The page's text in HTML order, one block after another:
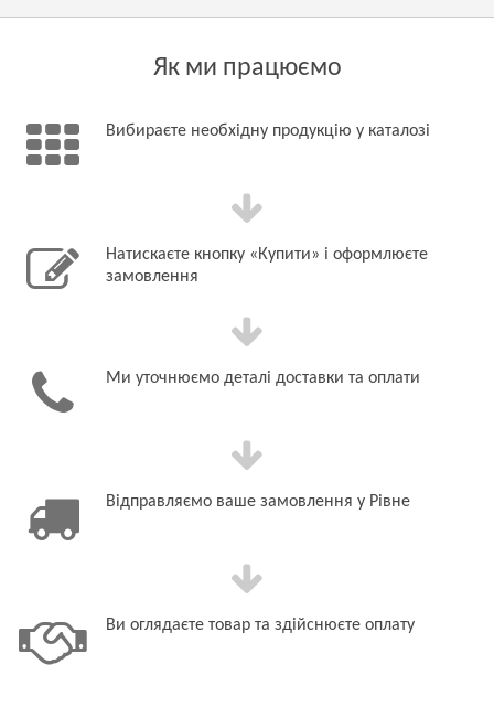
Як ми працюємо
Вибираєте необхідну продукцію у каталозі
Натискаєте кнопку «Купити» і оформлюєте
замовлення
Ми уточнюємо деталі доставки та оплати
Відправляємо ваше замовлення у Рівне
Ви оглядаєте товар та здійснюєте оплату